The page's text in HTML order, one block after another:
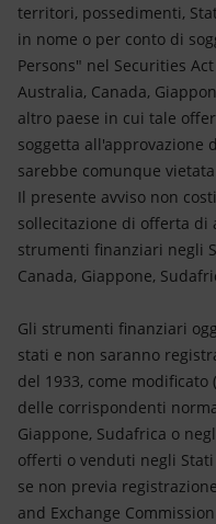
territori, possedimenti,
in nome o per conto di
Persons" nel Securities
Australia, Canada,
altro paese in cui tale
soggetta all'approvazione
sarebbe comunque
Il presente avviso non
sollecitazione di offerta di
strumenti finanziari negli
Canada, Giappone,
Gli strumenti finanziari
stati e non saranno
del 1933, come
delle corrispondenti
Giappone, Sudafrica o
offerti o venduti negli Stati
se non previa
and Exchange